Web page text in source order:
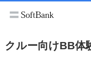
クルー向けBB体